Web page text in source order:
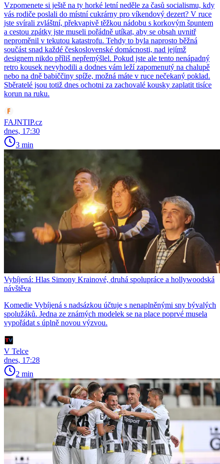
Vzpomenete si ještě na ty horké letní neděle za časů socialismu, kdy
vás rodiče poslali do místní cukrárny pro víkendový dezert? V ruce
jste svírali zvláštní, překvapivě těžkou nádobu s korkovým špuntem
a cestou zpátky jste museli pořádně utíkat, aby se obsah uvnitř
neproměnil v tekutou katastrofu. Tehdy to byla naprosto běžná
součást snad každé československé domácnosti, nad jejímž
designem nikdo příliš nepřemýšlel. Pokud jste ale tento nenápadný
retro kousek nevyhodili a dodnes vám leží zapomenutý na chalupě
nebo na dně babiččiny spíže, možná máte v ruce nečekaný poklad.
Sběratelé jsou totiž dnes ochotni za zachovalé kousky zaplatit tisíce
korun na ruku.
FAJNTIP.cz
dnes, 17:30
3 min
Vybíjená: Hlas Simony Krainové, druhá spolupráce a hollywoodská
návštěva
Komedie Vybíjená s nadsázkou účtuje s nenaplněnými sny bývalých
spolužáků. Jedna ze známých modelek se na place poprvé musela
vypořádat s úplně novou výzvou.
V Telce
dnes, 17:28
2 min